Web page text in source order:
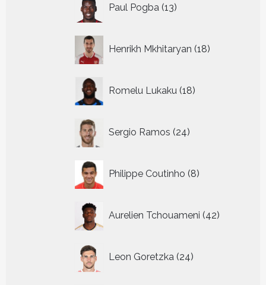
Paul Pogba 13
producten
Henrikh Mkhitaryan 18
producten
Romelu Lukaku 18
producten
Sergio Ramos 24
producten
Philippe Coutinho 8
producten
Aurelien Tchouameni 42
producten
Leon Goretzka 24
producten